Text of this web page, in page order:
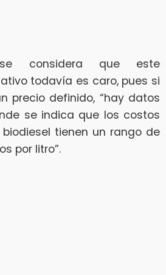
considera que este
todavía es caro, pues si
precio definido, “hay datos
se indica que los costos
tienen un rango de
por litro”.